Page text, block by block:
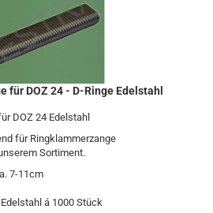
für DOZ 24 - D-Ringe Edelstahl
DOZ 24 Edelstahl
für Ringklammerzange
Sortiment.
7-11cm
á 1000 Stück